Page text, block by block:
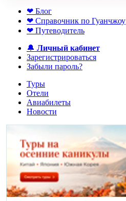
❤ Блог
❤ Справочник по Гуанчжоу
❤ Путеводитель
🔔 Личный кабинет
Зарегистрироваться
Забыли пароль?
Туры
Отели
Авиабилеты
Новости